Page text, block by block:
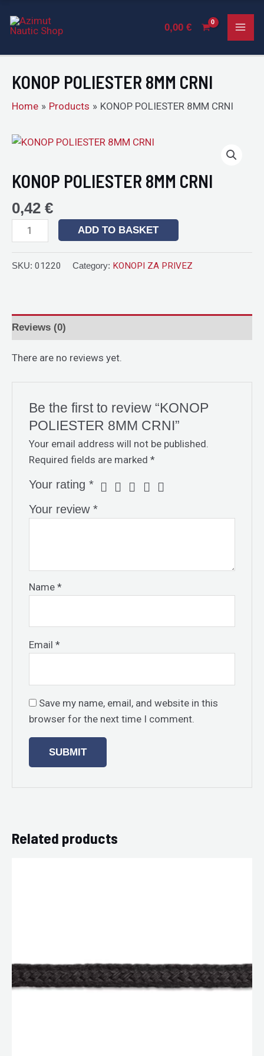
0,00€
KONOP POLIESTER 8MM CRNI
Home Products KONOP POLIESTER 8MM CRNI
KONOP POLIESTER 8MM CRNI
0,42 €
KONOP
8MM
CRNI
quantity
ADD TO BASKET
SKU: 01220 Category: KONOPI ZA PRIVEZ
Reviews (0)
There are no reviews yet.
Be the first to review “KONOP
POLIESTER 8MM CRNI”
Your email address will not be published.
Required fields are marked*
Your rating*
Your review*
Name*
Email*
Save my name, email, and website in this
browser for the next time I comment.
Related products
CRNI
quantity